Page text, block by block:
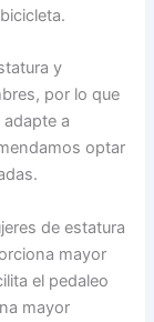
y
por lo que
a
optar
de estatura
mayor
el pedaleo
mayor